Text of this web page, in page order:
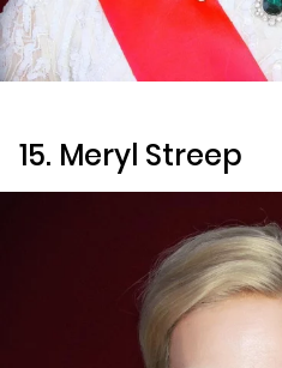
15. Meryl Streep